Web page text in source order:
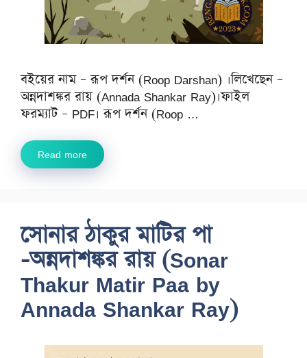
বইয়ের নাম – রূপ দর্শন (Roop Darshan) ।লিখেছেন –
অন্নদাশঙ্কর রায় (Annada Shankar Ray)।ফাইল
ফরম্যাট – PDF। রূপ দর্শন (Roop …
Read more
সোনার ঠাকুর মাটির পা
-অন্নদাশঙ্কর রায় (Sonar
Thakur Matir Paa by
Annada Shankar Ray)